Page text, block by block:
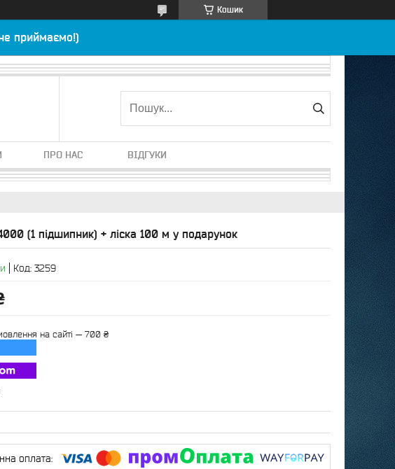
Кошик
приймаємо!)
ПРО НАС ВІДГУКИ
(1 підшипник) + ліска 100 м у подарунок
Код: 3259
на сайті — 700 ₴